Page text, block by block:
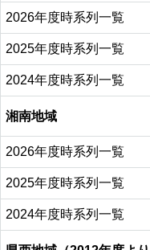
2026年度時系列一覧
2025年度時系列一覧
2024年度時系列一覧
湘南地域
2026年度時系列一覧
2025年度時系列一覧
2024年度時系列一覧